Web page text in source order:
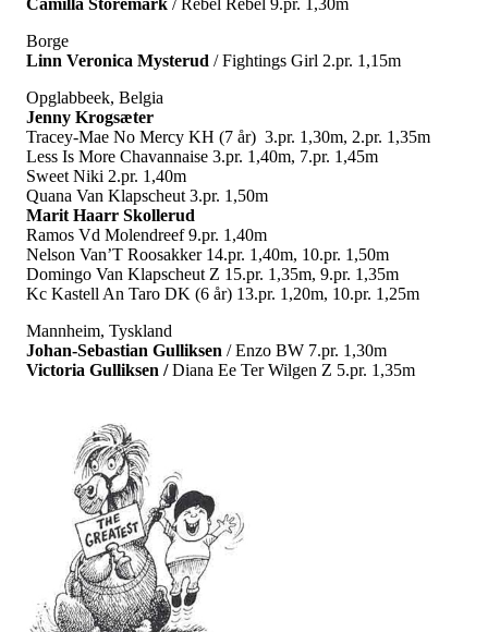
Borge
Linn Veronica Mysterud / Fightings Girl 2.pr. 1,15m
Opglabbeek, Belgia
Jenny Krogsæter
Tracey-Mae No Mercy KH (7 år) 3.pr. 1,30m, 2.pr. 1,35m
Less Is More Chavannaise 3.pr. 1,40m, 7.pr. 1,45m
Sweet Niki 2.pr. 1,40m
Quana Van Klapscheut 3.pr. 1,50m
Marit Haarr Skollerud
Ramos Vd Molendreef 9.pr. 1,40m
Nelson Van’T Roosakker 14.pr. 1,40m, 10.pr. 1,50m
Domingo Van Klapscheut Z 15.pr. 1,35m, 9.pr. 1,35m
Kc Kastell An Taro DK (6 år) 13.pr. 1,20m, 10.pr. 1,25m
Mannheim, Tyskland
Johan-Sebastian Gulliksen / Enzo BW 7.pr. 1,30m
Victoria Gulliksen /Diana Ee Ter Wilgen Z 5.pr. 1,35m